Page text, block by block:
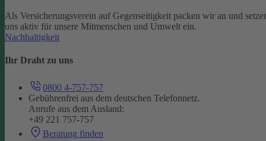
Als Versicherungsverein auf Gegenseitigkeit packen wir an und
uns aktiv für unsere Mitmenschen und Umwelt ein.
Nachhaltigkeit
Ihr Draht zu uns
0800 4-757-757
Gebührenfrei aus dem deutschen Telefonnetz.
Anrufe aus dem Ausland:
+49 221 757-757
Beratung finden